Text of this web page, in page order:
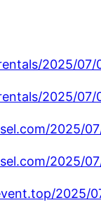
2025/
2025/
2025/
2025/
2025/